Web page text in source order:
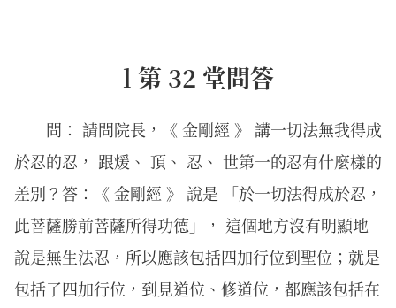
l 第 32 堂問答
問： 請問院長，《 金剛經 》 講一切法無我得成
於忍的忍， 跟煖、 頂、 忍、 世第一的忍有什麼樣的
差別？答：《 金剛經 》 說是 「於一切法得成於忍，
此菩薩勝前菩薩所得功德」， 這個地方沒有明顯地
說是無生法忍，所以應該包括四加行位到聖位；就是
包括了四加行位，到見道位、修道位，都應該包括在